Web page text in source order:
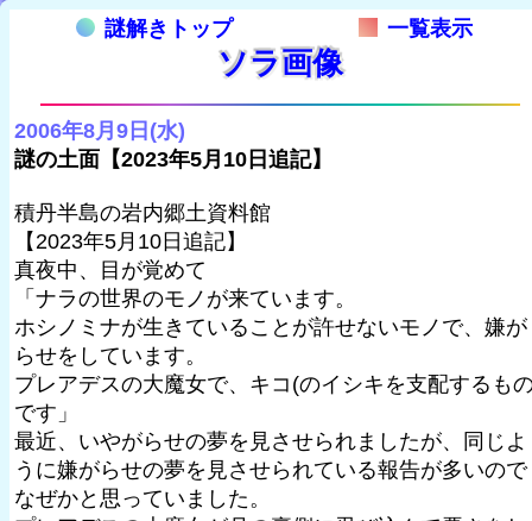
謎解きトップ 一覧表示
ソラ画像
2006年8月9日(水)
謎の土面【2023年5月10日追記】
積丹半島の岩内郷土資料館
【2023年5月10日追記】
真夜中、目が覚めて
「ナラの世界のモノが来ています。
ホシノミナが生きていることが許せないモノで、嫌が
らせをしています。
プレアデスの大魔女で、キコ(のイシキを支配するも
です」
最近、いやがらせの夢を見させられましたが、同じよ
うに嫌がらせの夢を見させられている報告が多いので
なぜかと思っていました。